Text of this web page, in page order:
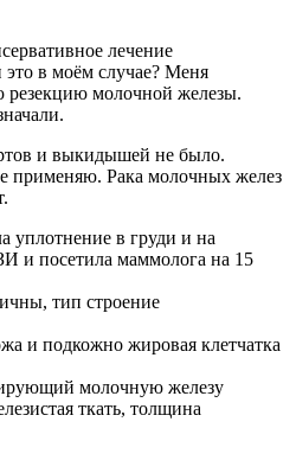
лечение
в моём случае? Меня
резекцию молочной железы.
и выкидышей не было.
применяю. Рака молочных желез
уплотнение в груди и на
и посетила маммолога на 15
тип строение
и подкожно жировая клетчатка
молочную железу
ткать, толщина